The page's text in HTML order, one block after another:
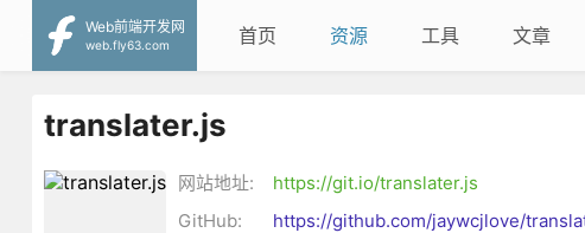
Web前端开发网
web.fly63.com
首页 资源 工具 文章
translater.js
网站地址:
https://git.io/translater.js
GitHub:
https://github.com/jaywcjlove/